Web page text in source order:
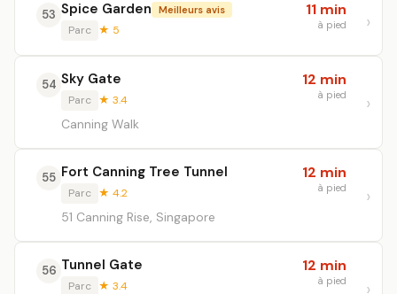
53 Spice Garden Meilleurs avis
Parc ★ 5
11 min
à pied
54 Sky Gate
Parc ★ 3.4
Canning Walk
12 min
à pied
55 Fort Canning Tree Tunnel
Parc ★ 4.2
51 Canning Rise, Singapore
12 min
à pied
56 Tunnel Gate
Parc ★ 3.4
12 min
à pied